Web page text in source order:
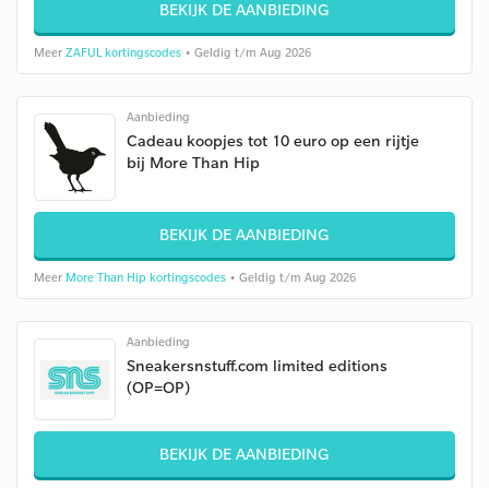
BEKIJK DE AANBIEDING
Meer ZAFUL kortingscodes • Geldig t/m Aug 2026
Aanbieding
Cadeau koopjes tot 10 euro op een rijtje
bij More Than Hip
BEKIJK DE AANBIEDING
Meer More Than Hip kortingscodes • Geldig t/m Aug 2026
Aanbieding
Sneakersnstuff.com limited editions
(OP=OP)
BEKIJK DE AANBIEDING